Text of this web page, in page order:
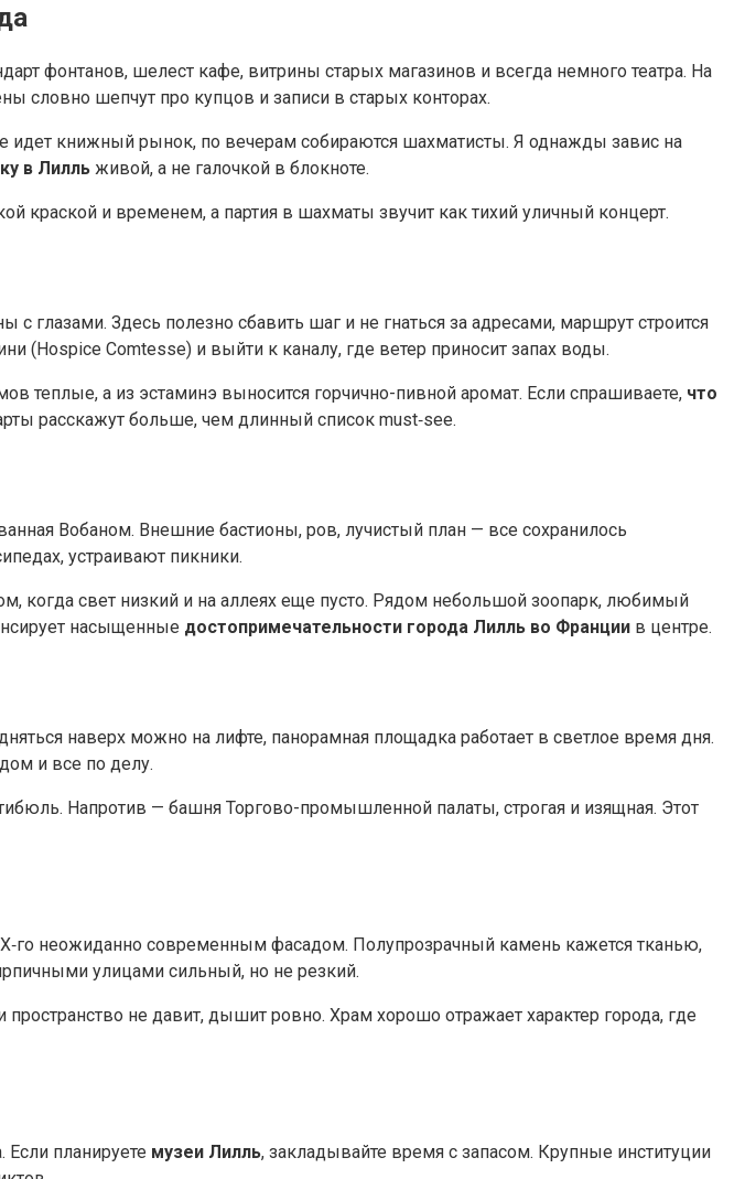
фонтанов, шелест кафе, витрины старых магазинов и всегда немного театра. На
словно шепчут про купцов и записи в старых конторах.
идет книжный рынок, по вечерам собираются шахматисты. Я однажды завис на
в Лилль живой, а не галочкой в блокноте.
краской и временем, а партия в шахматы звучит как тихий уличный концерт.
Здесь полезно сбавить шаг и не гнаться за адресами, маршрут строится
(Hospice Comtesse) и выйти к каналу, где ветер приносит запах воды.
теплые, а из эстаминэ выносится горчично-пивной аромат. Если спрашиваете, что
расскажут больше, чем длинный список must‑see.
Вобаном. Внешние бастионы, ров, лучистый план — все сохранилось
устраивают пикники.
когда свет низкий и на аллеях еще пусто. Рядом небольшой зоопарк, любимый
насыщенные достопримечательности города Лилль во Франции в центре.
наверх можно на лифте, панорамная площадка работает в светлое время дня.
и все по делу.
Напротив — башня Торгово-промышленной палаты, строгая и изящная. Этот
неожиданно современным фасадом. Полупрозрачный камень кажется тканью,
улицами сильный, но не резкий.
не давит, дышит ровно. Храм хорошо отражает характер города, где
Если планируете музеи Лилль, закладывайте время с запасом. Крупные институции